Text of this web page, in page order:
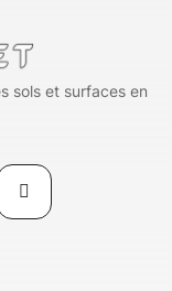
sols et surfaces en